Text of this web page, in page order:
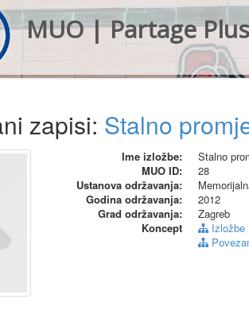
MUO | Partage Plus
zapisi: Stalno
Ime izložbe:
Stalno
MUO ID:
28
Ustanova održavanja:
Godina održavanja:
2012
Grad održavanja:
Zagreb
Koncept
Izložbe